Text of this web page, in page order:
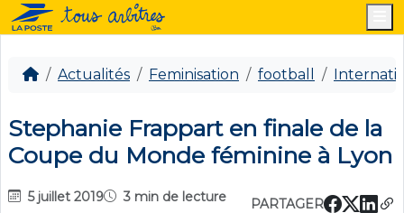
Actualités Feminisation football
Stephanie Frappart en finale de la
Coupe du Monde féminine à Lyon
5 juillet 2019 3 min de lecture PARTAGER